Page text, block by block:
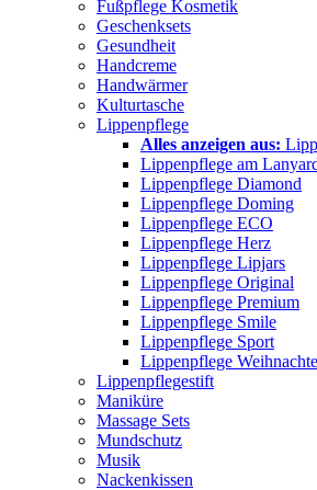
Fußpflege Kosmetik
Geschenksets
Gesundheit
Handcreme
Handwärmer
Kulturtasche
Lippenpflege
Alles anzeigen aus:
Lippenpflege am
Lippenpflege Diamond
Lippenpflege Doming
Lippenpflege ECO
Lippenpflege Herz
Lippenpflege Lipjars
Lippenpflege Original
Lippenpflege Premium
Lippenpflege Smile
Lippenpflege Sport
Lippenpflege
Lippenpflegestift
Maniküre
Massage Sets
Mundschutz
Musik
Nackenkissen